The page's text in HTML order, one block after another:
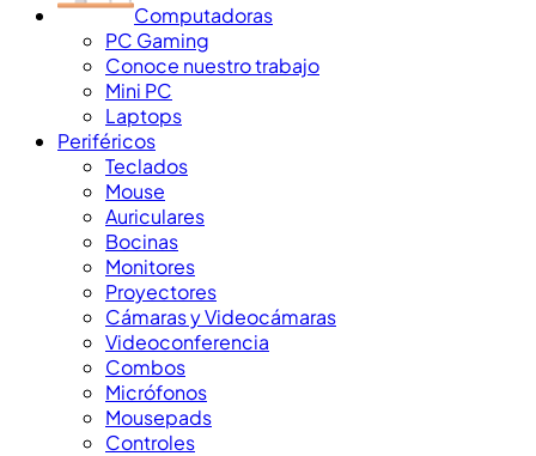
Computadoras
PC Gaming
Conoce nuestro trabajo
Mini PC
Laptops
Periféricos
Teclados
Mouse
Auriculares
Bocinas
Monitores
Proyectores
Cámaras y Videocámaras
Videoconferencia
Combos
Micrófonos
Mousepads
Controles